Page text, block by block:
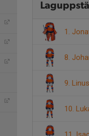
1.
8.
9.
10.